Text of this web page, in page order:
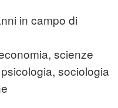
in campo di
scienze
sociologia